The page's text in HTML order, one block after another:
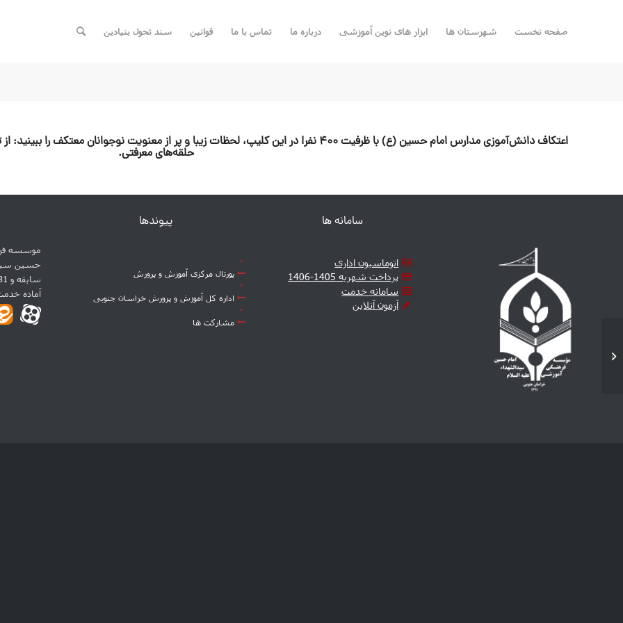
صفحه نخست شهرستان ها ابزار های نوین آموزشی درباره ما تماس با ما قوانین سند تحول بنیادین
اعتکاف دانش‌آموزی مدارس امام حسین (ع) با ظرفیت 400 نفر! در این کلیپ، لحظات زیبا و پر از معنویت
حلقه‌های معرفتی.
سامانه ها
اتوماسیون اداری
پرداخت شهریه 1405-1406
سامانه خدمت
آزمون آنلاین
پیوندها
پورتال مرکزی آموزش و پرورش
اداره کل آموزش و پرورش خراسان جنوبی
مشارکت ها
موسسه
آماده
آغاز طرح ملی پژواک در
کودکستان پسرانه امام
حسین سیدالشهدا (ع)...